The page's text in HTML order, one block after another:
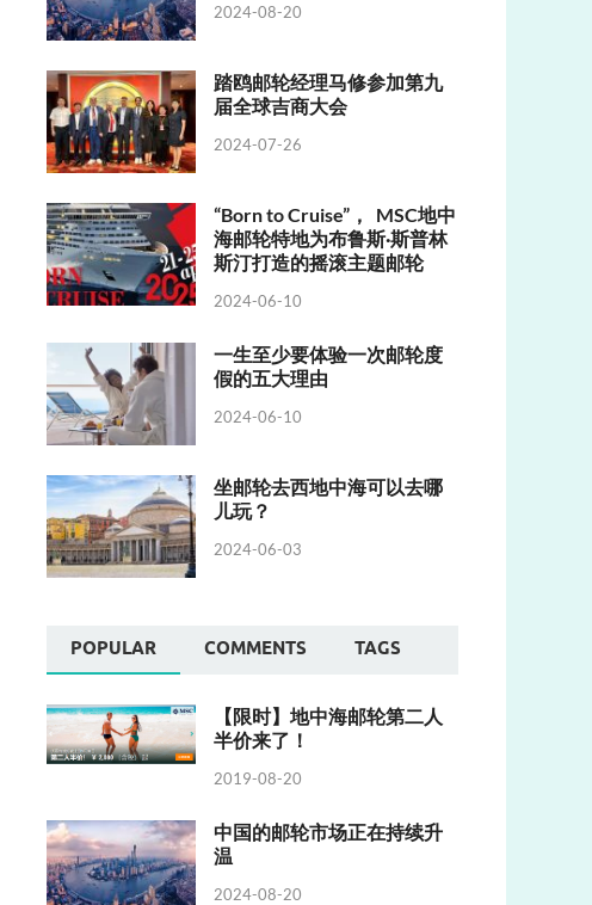
2024-08-20
踏鸥邮轮经理马修参加第九
届全球吉商大会
2024-07-26
“Born to Cruise”， MSC地中
海邮轮特地为布鲁斯·斯普林
斯汀打造的摇滚主题邮轮
2024-06-10
一生至少要体验一次邮轮度
假的五大理由
2024-06-10
坐邮轮去西地中海可以去哪
儿玩？
2024-06-03
POPULAR COMMENTS TAGS
【限时】地中海邮轮第二人
半价来了！
2019-08-20
中国的邮轮市场正在持续升
温
2024-08-20